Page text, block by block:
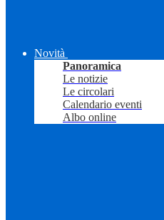
Novità
Panoramica
Le notizie
Le circolari
Calendario eventi
Albo online